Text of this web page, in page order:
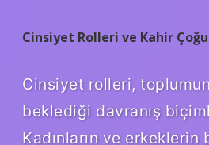
Cinsiyet Rolleri ve Kahir
Cinsiyet rolleri,
beklediği davranış
Kadınların ve